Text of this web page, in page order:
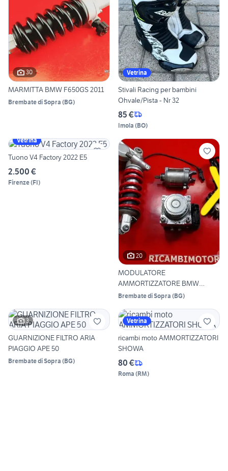
30
MARMITTA BMW F650GS 2011
Brembate di Sopra (BG)
Vetrina
Stivali Racing per bambini
Ohvale/Pista - Nr 32
85 €
Imola (BO)
Vetrina
Tuono V4 Factory 2022 E5
2.500 €
Firenze(FI)
20
MODULATORE
AMMORTIZZATORE BMW
S1000R 2015
Brembate di Sopra (BG)
3
GUARNIZIONE FILTRO ARIA
PIAGGIO APE 50
Brembate di Sopra (BG)
Vetrina
ricambi moto AMMORTIZZATORI
SHOWA
80 €
Roma (RM)